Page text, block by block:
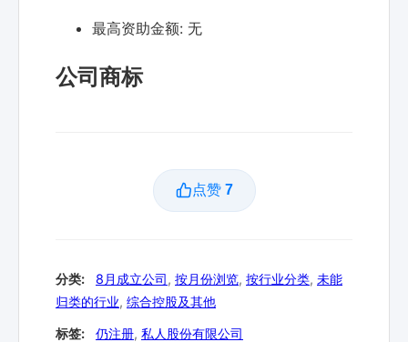
最高资助金额: 无
公司商标
点赞 7
分类: 8月成立公司, 按月份浏览, 按行业分类, 未能
归类的行业, 综合控股及其他
标签: 仍注册, 私人股份有限公司